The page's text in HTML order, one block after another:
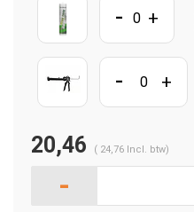
- +
- +
20,46 ( 24,76 Incl. btw)
-